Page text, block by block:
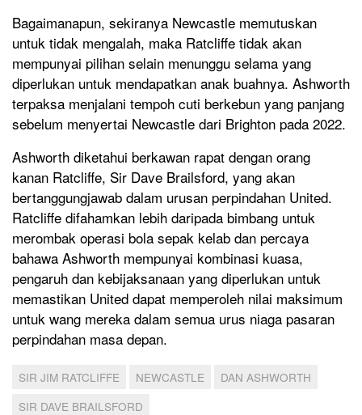
Bagaimanapun, sekiranya Newcastle memutuskan
untuk tidak mengalah, maka Ratcliffe tidak akan
mempunyai pilihan selain menunggu selama yang
diperlukan untuk mendapatkan anak buahnya. Ashworth
terpaksa menjalani tempoh cuti berkebun yang panjang
sebelum menyertai Newcastle dari Brighton pada 2022.
Ashworth diketahui berkawan rapat dengan orang
kanan Ratcliffe, Sir Dave Brailsford, yang akan
bertanggungjawab dalam urusan perpindahan United.
Ratcliffe difahamkan lebih daripada bimbang untuk
merombak operasi bola sepak kelab dan percaya
bahawa Ashworth mempunyai kombinasi kuasa,
pengaruh dan kebijaksanaan yang diperlukan untuk
memastikan United dapat memperoleh nilai maksimum
untuk wang mereka dalam semua urus niaga pasaran
perpindahan masa depan.
SIR JIM RATCLIFFE NEWCASTLE
DAN ASHWORTH
SIR DAVE BRAILSFORD